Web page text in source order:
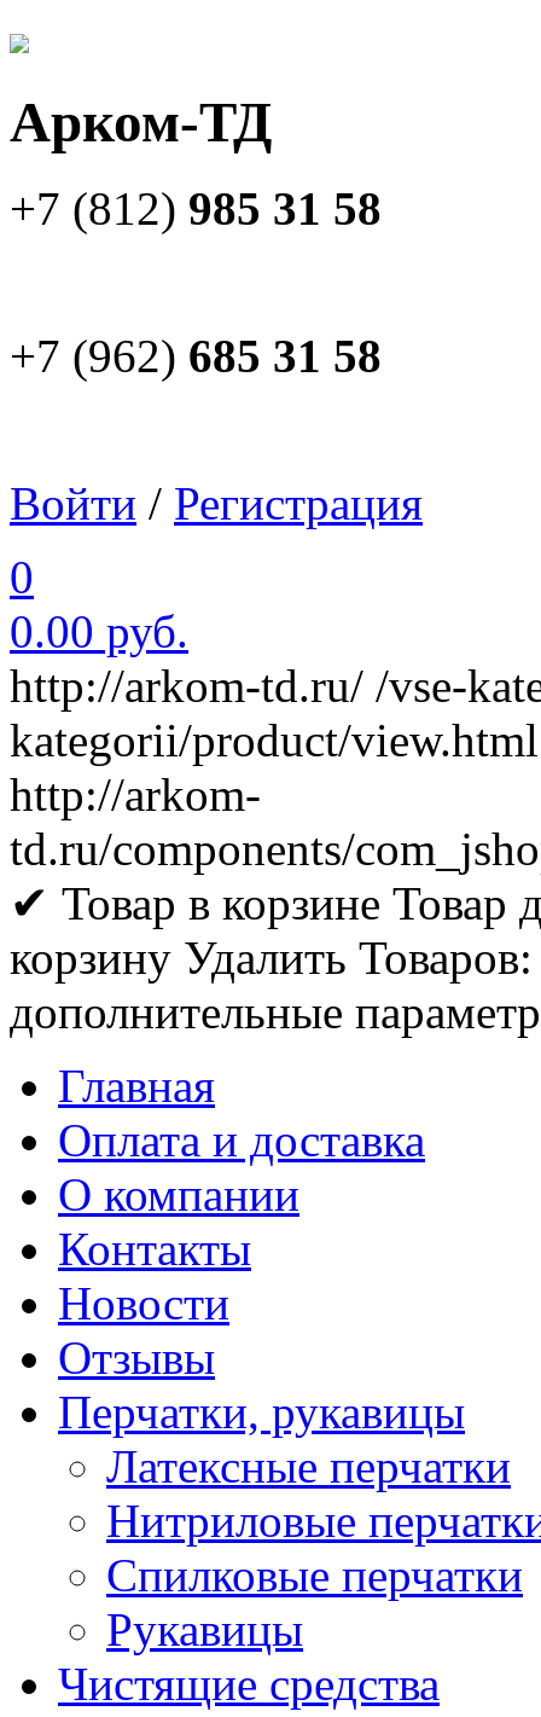
Арком-ТД
+7 (812) 985 31 58
+7 (962) 685 31 58
Войти / Регистрация
0
0.00 руб.
http://arkom-td.ru/ /vse-
kategorii/product/view.html
http://arkom-
td.ru/components/
✔ Товар в корзине Товар
корзину Удалить Товаров:
дополнительные
Главная
Оплата и доставка
О компании
Контакты
Новости
Отзывы
Перчатки, рукавицы
Латексные перчатки
Нитриловые
Спилковые перчатки
Рукавицы
Чистящие средства